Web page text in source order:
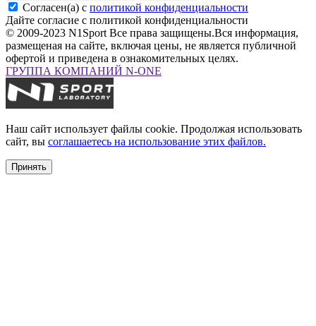
Согласен(а) с политикой конфиденциальности
Дайте согласие с политикой конфиденциальности
© 2009-2023 N1Sport Все права защищены.Вся информация,
размещеная на сайте, включая цены, не является публичной
офертой и приведена в ознакомительных целях.
ГРУППА КОМПАНИЙ N-ONE
Наш сайт использует файлы cookie. Продолжая использовать
сайт, вы соглашаетесь на использование этих файлов.
Принять